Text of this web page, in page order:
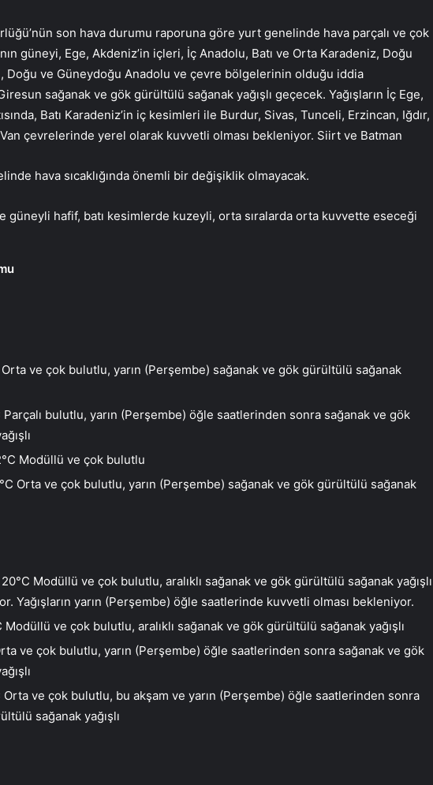
son hava durumu raporuna göre yurt genelinde hava parçalı ve çok
güneyi, Ege, Akdeniz’in içleri, İç Anadolu, Batı ve Orta Karadeniz, Doğu
Doğu ve Güneydoğu Anadolu ve çevre bölgelerinin olduğu iddia
sağanak ve gök gürültülü sağanak yağışlı geçecek. Yağışların İç Ege,
Batı Karadeniz’in iç kesimleri ile Burdur, Sivas, Tunceli, Erzincan, Iğdır,
Van çevrelerinde yerel olarak kuvvetli olması bekleniyor. Siirt ve Batman
hava sıcaklığında önemli bir değişiklik olmayacak.
güneyli hafif, batı kesimlerde kuzeyli, orta sıralarda orta kuvvette eseceği
Orta ve çok bulutlu, yarın (Perşembe) sağanak ve gök gürültülü sağanak
Parçalı bulutlu, yarın (Perşembe) öğle saatlerinden sonra sağanak ve gök
Modüllü ve çok bulutlu
Orta ve çok bulutlu, yarın (Perşembe) sağanak ve gök gürültülü sağanak
Modüllü ve çok bulutlu, aralıklı sağanak ve gök gürültülü sağanak yağışlı
Yağışların yarın (Perşembe) öğle saatlerinde kuvvetli olması bekleniyor.
Modüllü ve çok bulutlu, aralıklı sağanak ve gök gürültülü sağanak yağışlı
ve çok bulutlu, yarın (Perşembe) öğle saatlerinden sonra sağanak ve gök
Orta ve çok bulutlu, bu akşam ve yarın (Perşembe) öğle saatlerinden sonra
sağanak yağışlı